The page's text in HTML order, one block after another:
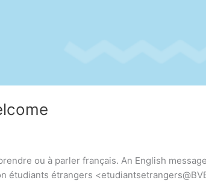
ou à parler français. An English
étrangers